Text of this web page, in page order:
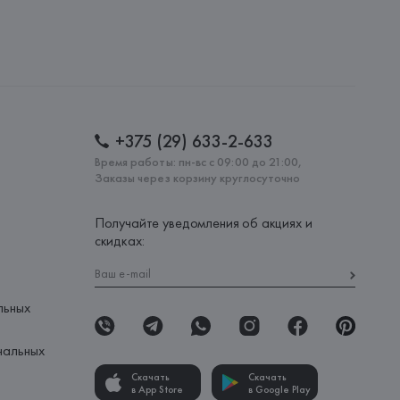
+375 (29) 633-2-633
Время работы: пн-вс с 09:00 до 21:00,
Заказы через корзину круглосуточно
Получайте уведомления об акциях и
скидках:
Скачать
в App Store
Скачать
в Google Play